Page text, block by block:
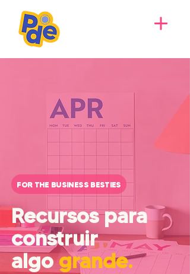
FOR THE BUSINESS BESTIES
Recursos para
construir
algogrande.